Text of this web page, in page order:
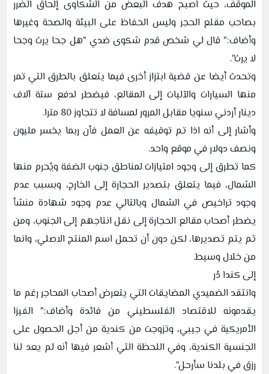
الموقف، حيث اصبح هدف البعض من الشكاوى إلحاق الضرر
بصاحب مقلع الحجر وليس الحفاظ على البيئة والصحة وغيرها
وأضاف:" قال لي شخص قدم شكوى ضدي "هل جحا يرث وجحا
لا يرث".
وتحدث أيضا عن قضية ابتزاز أخرى فيما يتعلق بالطرق التي تمر
منها السيارات والآليات إلى المقالع، فيضطر لدفع ستة آلاف
دينار أردني سنويا مقابل المرور لمسافة لا تتجاوز 80 مترا.
وأشار إلى أنه اذا تم توقيفه عن العمل فأن ربما يخسر مليون
ونصف دولار في موقع واحد.
كما تطرق إلى وجود امتيازات لمناطق جنوب الضفة ويُحرم منها
الشمال، فيما يتعلق بتصدير الحجارة إلى الخارج، وبسبب عدم
وجود تراخيص في الشمال وبالتالي عدم وجود شهادة منشأ
يضطر أصحاب مقالع الحجارة إلى نقل انتاجهم إلى الجنوب، ومن
ثم يتم تصديرها، لكن دون أن تحمل اسم المنتج الاصلي، وانما
من خلال وسيط.
إلى كندا دُر
وانتقد الضميدي المضايقات التي يتعرض أصحاب المحاجر رغم ما
يقدمونه للاقتصاد الفلسطيني من فائدة وأضاف:" الفيزا
الأمريكية في جيبي، وتزوجت من كندية من أجل الحصول على
الجنسية الكندية، وفي اللحظة التي أشعر فيها أنه لم يعد لنا
رزق في بلدنا سأرحل".